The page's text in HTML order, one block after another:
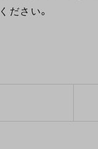
ださい。